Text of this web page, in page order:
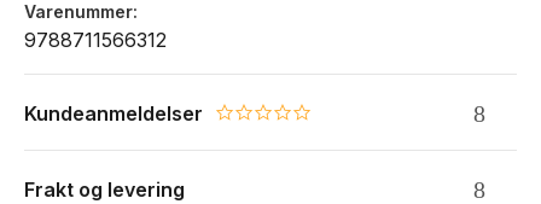
Varenummer
9788711566312
Kundeanmeldelser 0.0 star rating
Frakt og levering